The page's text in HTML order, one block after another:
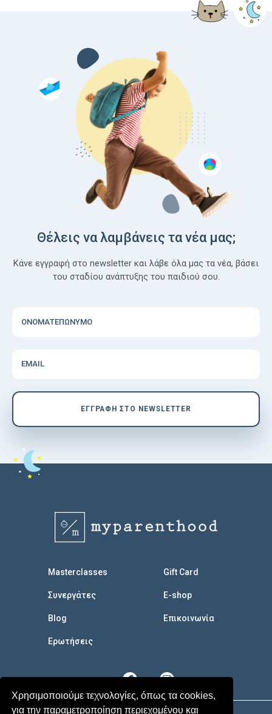
Χρησιμοποιούμε τεχνολογίες, όπως τα cookies,
για την παραμετροποίηση περιεχομένου και
Θέλεις να λαμβάνεις τα νέα μας;
Κάνε εγγραφή στο newsletter και λάβε όλα μας τα νέα, βάσει
του σταδίου ανάπτυξης του παιδιού σου.
ΟΝΟΜΑΤΕΠΩΝΥΜΟ
EMAIL
EΓΓΡΑΦΗ ΣΤΟ NEWSLETTER
Masterclasses
Συνεργάτες
Blog
Eρωτήσεις
Gift Card
E-shop
Επικοινωνία